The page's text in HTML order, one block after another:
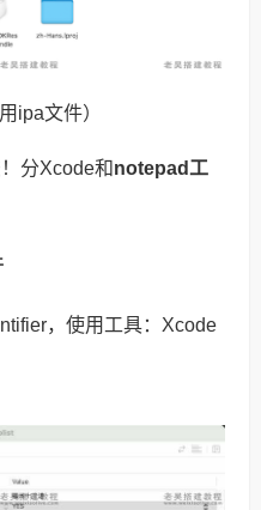
ipa文件）
分Xcode和notepad工
，使用工具：Xcode